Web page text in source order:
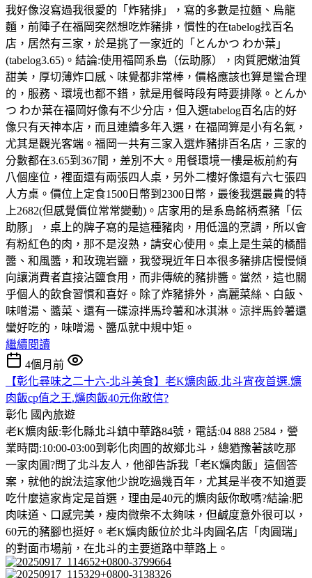
我好像沒寫過我很愛的「炸豬排」，寫的多數是拉麵、烏龍
麵，前陣子在福岡突然想吃炸豬排，慣性的在tabelog找百名
店，居然有三家，於是挑了一家近的「とんかつ わか葉」
(tabelog3.65)。結論:使用福岡系島（伝助豚），肉質肥嫩油質
甜美，厚切薄炸口感、味覺都非常棒，價格應該也算是蠻合理
的，服務、環境也都不錯，就是用餐時段有時要排隊。とんか
つ わか葉在福岡好像有不少分店，但入選tabelog百名店的好
像只有天神本店，而且連續多年入選，在福岡算是小有名氣，
尤其是觀光客端。福岡一共有三家入選炸豬排百名店，三家的
分數都在3.65到367間，差別不大。用餐環境一樓是板前約有
八個座位，裡面還有兩張四人桌，另外二樓好像還有六七張四
人方桌。價位上定食1500日幣到2300日幣，最後我選最貴的特
上2682(但感覺價位常常變動)。店家用的是系島銘柄煮豬「伝
助豚」，桌上的牌子寫的是這種豬肉，用低溫的烹調，所以會
有粉紅色的肉，那不是沒熟，請安心使用。桌上是生菜的橘醋
醬、和風醬，和玫瑰岩鹽，我發現近年日本很多豬排店慢慢傾
向讓消費者直接沾鹽食用，而非傳統的豬排醬。當然，這也關
乎個人的飲食習慣和喜好。除了炸豬排外，高麗菜絲、白飯、
味噌湯、醬菜、還有一碟涼拌馬玲薯和冰淇淋。涼拌馬鈴薯還
蠻好吃的，味噌湯、醬瓜就中規中矩。
繼續閱讀
4個月前
【彰化尋味之二十六-北斗美食】老K爌肉飯.北斗宵夜首選.爌
肉飯cp值之王.爌肉飯40元你敢信?
彰化 國內旅遊
老K爌肉飯:彰化縣北斗鎮中華路84號，電話:04 888 2584，營
業時間:10:00-03:00到彰化肉圓的故鄉北斗，總猶豫著該吃那
一家肉圓?問了北斗友人，他卻告訴我「老K爌肉飯」這個答
案，就他的說法這家他少說吃過幾百年，尤其是半夜不知道要
吃什麼這家肯定是首選，理由是40元的爌肉飯你敢嗎?結論:肥
肉味道、口感完美，瘦肉微柴不太夠味，但鹹度意外很可以，
60元的豬腳也挺好。老K爌肉飯位於北斗肉圓名店「肉圓瑞」
的對面市場前，在北斗的主要道路中華路上。